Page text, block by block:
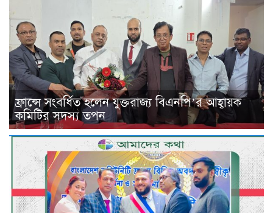
ফ্রান্সে সংবর্ধিত হলেন যুক্তরাজ্য বিএনপি’র আহ্বায়ক
কমিটির সদস্য তপন